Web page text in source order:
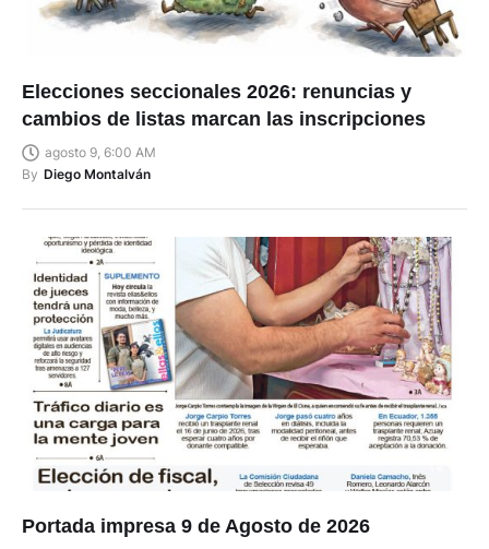
Elecciones seccionales 2026: renuncias y
cambios de listas marcan las inscripciones
agosto 9, 6:00 AM
By Diego Montalván
Portada impresa 9 de Agosto de 2026